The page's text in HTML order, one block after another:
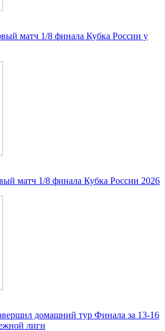
матч 1/8 финала Кубка России у
матч 1/8 финала Кубка России 2026
домашний тур Финала за 13-16
лиги